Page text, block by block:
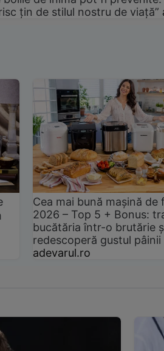
țin de stilul nostru de viață”
Cea mai bună mașină de
2026 – Top 5 + Bonus:
bucătăria într-o brutărie
redescoperă gustul pâinii
adevarul.ro